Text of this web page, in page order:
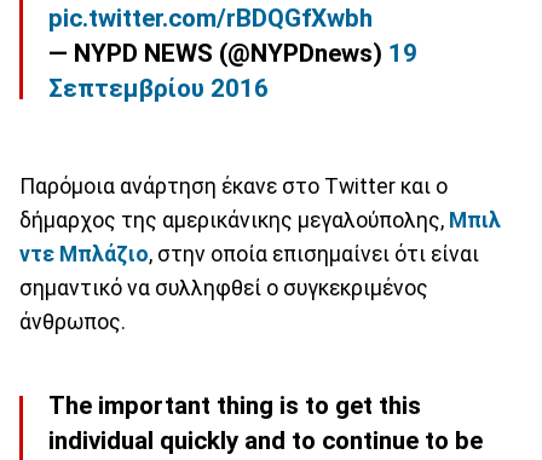
pic.twitter.com/rBDQGfXwbh
— NYPD NEWS (@NYPDnews) 19
Σεπτεμβρίου 2016
Παρόμοια ανάρτηση έκανε στο Twitter και ο
δήμαρχος της αμερικάνικης μεγαλούπολης, Μπιλ
ντε Μπλάζιο, στην οποία επισημαίνει ότι είναι
σημαντικό να συλληφθεί ο συγκεκριμένος
άνθρωπος.
The important thing is to get this
individual quickly and to continue to be